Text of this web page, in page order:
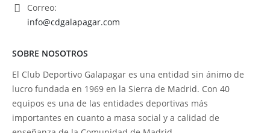
Correo:
info@cdgalapagar.com
SOBRE NOSOTROS
El Club Deportivo Galapagar es una entidad sin ánimo de
lucro fundada en 1969 en la Sierra de Madrid. Con 40
equipos es una de las entidades deportivas más
importantes en cuanto a masa social y a calidad de